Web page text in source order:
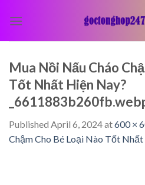
Mua Nồi Nấu Cháo
Tốt Nhất Hiện Nay?
Published April 6, 2024at600 ×
Chậm Cho Bé Loại Nào Tốt